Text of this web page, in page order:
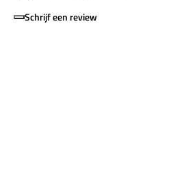
Schrijf een review